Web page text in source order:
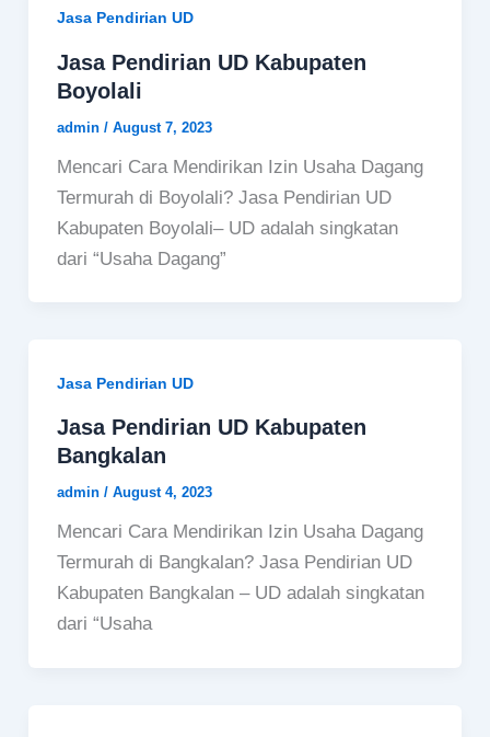
Jasa Pendirian UD
Jasa Pendirian UD Kabupaten
Boyolali
admin / August 7, 2023
Mencari Cara Mendirikan Izin Usaha Dagang
Termurah di Boyolali? Jasa Pendirian UD
Kabupaten Boyolali– UD adalah singkatan
dari “Usaha Dagang”
Jasa Pendirian UD
Jasa Pendirian UD Kabupaten
Bangkalan
admin / August 4, 2023
Mencari Cara Mendirikan Izin Usaha Dagang
Termurah di Bangkalan? Jasa Pendirian UD
Kabupaten Bangkalan – UD adalah singkatan
dari “Usaha